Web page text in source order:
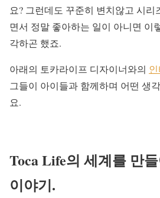
요? 그런데도 꾸준히 변치않고 시리
면서 정말 좋아하는 일이 아니면 이
각하곤 했죠.
아래의 토카라이프 디자이너와의
그들이 아이들과 함께하며 어떤 생
요.
Toca Life의 세계를 만
이야기.